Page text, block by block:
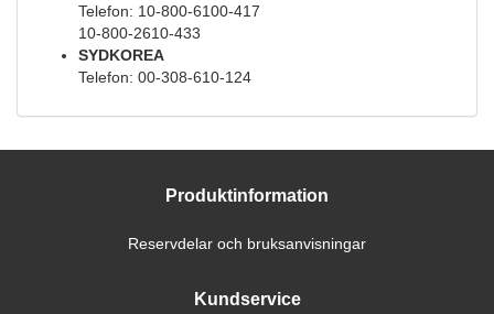
Telefon: 10-800-6100-417
10-800-2610-433
SYDKOREA
Telefon: 00-308-610-124
Produktinformation
Reservdelar och bruksanvisningar
Kundservice